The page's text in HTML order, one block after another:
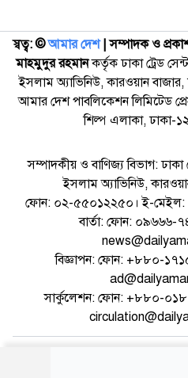
স্বত্ব: ©️আমার দেশ| সম্পাদক ও
মাহমুদুর রহমানকর্তৃক ঢাকা ট্রেড
ইসলাম অ্যাভিনিউ, কারওয়ান
আমার দেশ পাবলিকেশন লিমিটেড
শিল্প এলাকা, ঢাকা-
সম্পাদকীয় ও বাণিজ্য বিভাগ:
ইসলাম অ্যাভিনিউ,
ফোন: ০২-৫৫০১২২৫০। ই-
বার্তা: ফোন:
বিজ্ঞাপন: ফোন: +৮৮০-
সার্কুলেশন: ফোন: +৮৮০-